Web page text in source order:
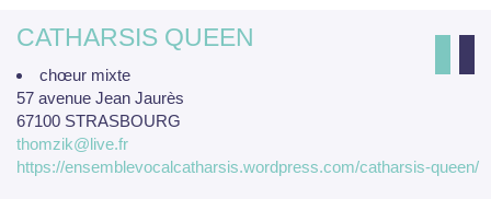
CATHARSIS QUEEN
chœur mixte
57 avenue Jean Jaurès
67100 STRASBOURG
thomzik@live.fr
https://ensemblevocalcatharsis.wordpress.com/catharsis-queen/